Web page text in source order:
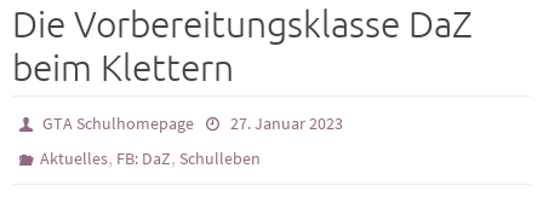
Die Vorbereitungsklasse DaZ
beim Klettern
GTA Schulhomepage
27. Januar 2023
Aktuelles, FB: DaZ, Schulleben